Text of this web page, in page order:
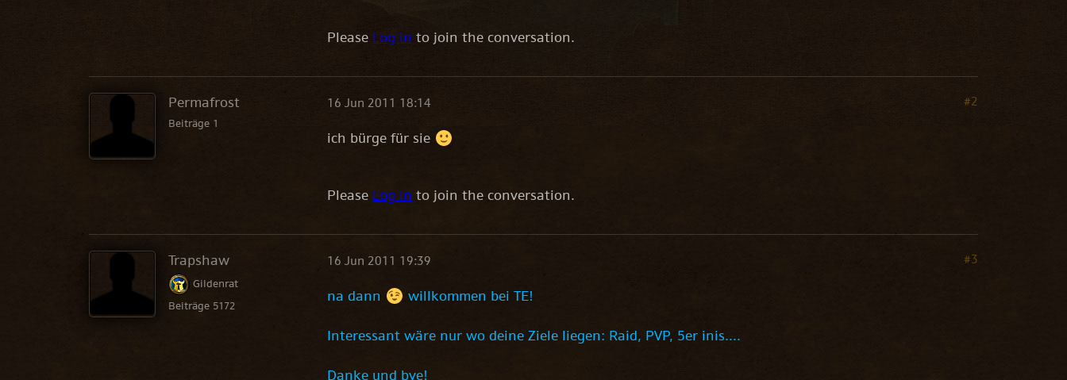
Please Log in to join the conversation.
Permafrost
Beiträge 1
16 Jun 2011 18:14 #2
ich bürge für sie
Please Log in to join the conversation.
Trapshaw
Gildenrat
Beiträge 5172
16 Jun 2011 19:39 #3
na dann willkommen bei TE!
Interessant wäre nur wo deine Ziele liegen: Raid, PVP, 5er inis....
Danke und bye!